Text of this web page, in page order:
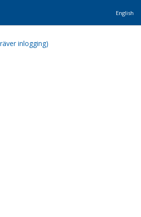
English
inlogging)